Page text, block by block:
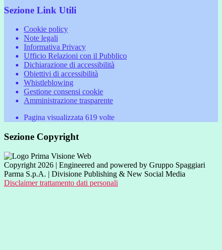
Sezione Link Utili
Cookie policy
Note legali
Informativa Privacy
Ufficio Relazioni con il Pubblico
Dichiarazione di accessibilità
Obiettivi di accessibilità
Whistleblowing
Gestione consensi cookie
Amministrazione trasparente
Pagina visualizzata 619 volte
Sezione Copyright
Copyright 2026 | Engineered and powered by Gruppo Spaggiari
Parma S.p.A. | Divisione Publishing & New Social Media
Disclaimer trattamento dati personali